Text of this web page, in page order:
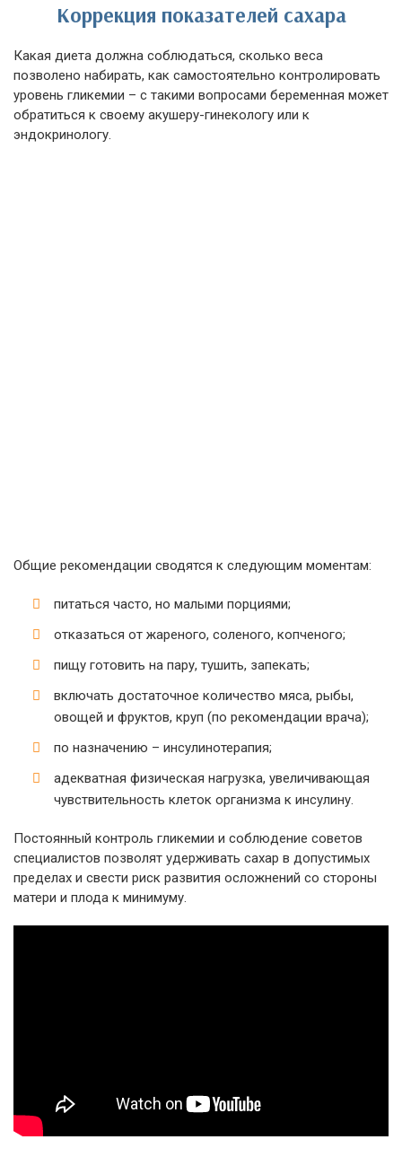
Коррекция показателей сахара
Какая диета должна соблюдаться, сколько веса
позволено набирать, как самостоятельно контролировать
уровень гликемии – с такими вопросами беременная может
обратиться к своему акушеру-гинекологу или к
эндокринологу.
Общие рекомендации сводятся к следующим моментам:
питаться часто, но малыми порциями;
отказаться от жареного, соленого, копченого;
пищу готовить на пару, тушить, запекать;
включать достаточное количество мяса, рыбы,
овощей и фруктов, круп (по рекомендации врача);
по назначению – инсулинотерапия;
адекватная физическая нагрузка, увеличивающая
чувствительность клеток организма к инсулину.
Постоянный контроль гликемии и соблюдение советов
специалистов позволят удерживать сахар в допустимых
пределах и свести риск развития осложнений со стороны
матери и плода к минимуму.